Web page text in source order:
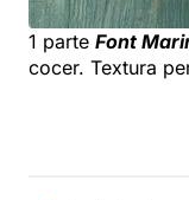
1 parte Font
cocer. Textura